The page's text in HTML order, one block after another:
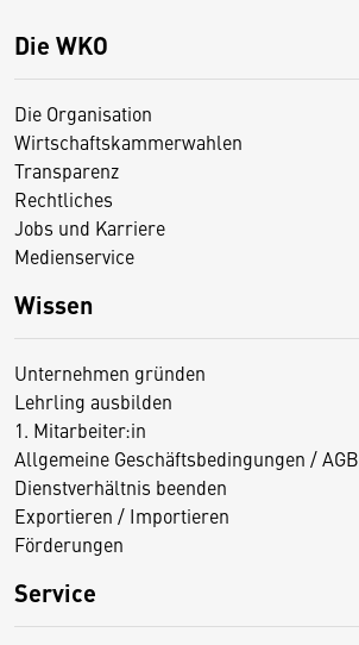
Die WKO
Die Organisation
Wirtschaftskammerwahlen
Transparenz
Rechtliches
Jobs und Karriere
Medienservice
Wissen
Unternehmen gründen
Lehrling ausbilden
1. Mitarbeiter:in
Allgemeine Geschäftsbedingungen / AGB
Dienstverhältnis beenden
Exportieren / Importieren
Förderungen
Service